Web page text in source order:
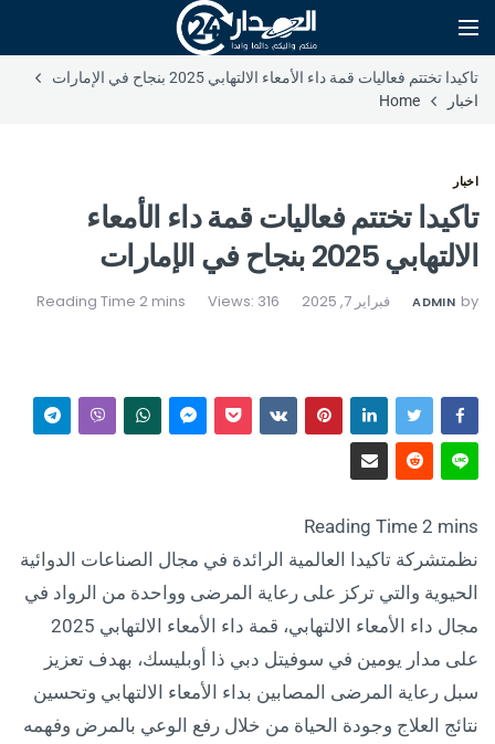
تاكيدا تختتم فعاليات قمة داء الأمعاء الالتهابي 2025 بنجاح في الإمارات
اخبار
Home
اخبار
تاكيدا تختتم فعاليات قمة داء الأمعاء
الالتهابي 2025 بنجاح في الإمارات
by
ADMIN فبراير 7, 2025 Views: 316
نظمتشركة تاكيدا العالمية الرائدة في مجال الصناعات الدوائية
الحيوية والتي تركز على رعاية المرضى وواحدة من الرواد في
مجال داء الأمعاء الالتهابي، قمة داء الأمعاء الالتهابي 2025
على مدار يومين في سوفيتل دبي ذا أوبليسك، بهدف تعزيز
سبل رعاية المرضى المصابين بداء الأمعاء الالتهابي وتحسين
نتائج العلاج وجودة الحياة من خلال رفع الوعي بالمرض وفهمه